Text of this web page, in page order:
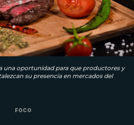
una oportunidad para que productores y
su presencia en mercados del
FOCO